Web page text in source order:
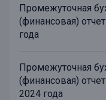
Промежуточная
(финансовая)
года
Промежуточная
(финансовая)
2024 года